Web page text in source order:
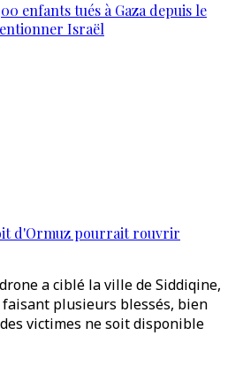
enfants tués à Gaza depuis le
Israël
d'Ormuz pourrait rouvrir
a ciblé la ville de Siddiqine,
plusieurs blessés, bien
victimes ne soit disponible